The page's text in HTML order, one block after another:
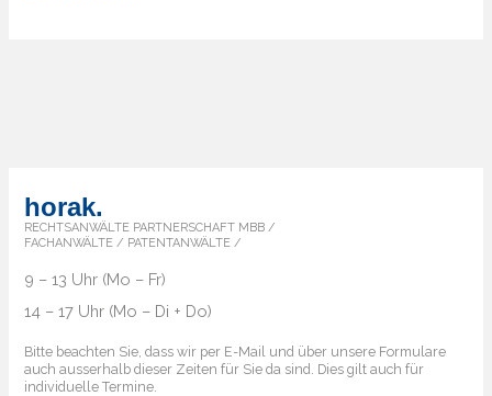
die
Markenländer
horak.
RECHTSANWÄLTE PARTNERSCHAFT MBB /
FACHANWÄLTE / PATENTANWÄLTE /
9 – 13 Uhr (Mo – Fr)
14 – 17 Uhr (Mo – Di + Do)
Bitte beachten Sie, dass wir per E-Mail und über unsere Formulare
auch ausserhalb dieser Zeiten für Sie da sind. Dies gilt auch für
individuelle Termine.